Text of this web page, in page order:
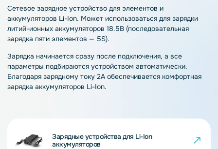
Сетевое зарядное устройство для элементов и
аккумуляторов Li-Ion. Может использоваться для зарядки
литий-ионных аккумуляторов 18.5В (последовательная
зарядка пяти элементов — 5S).
Зарядка начинается сразу после подключения, а все
параметры подбираются устройством автоматически.
Благодаря зарядному току 2A обеспечивается комфортная
зарядка аккумуляторов Li-Ion.
Зарядные устройства для Li-Ion
аккумуляторов